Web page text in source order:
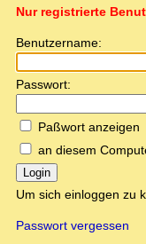
Nur registrierte
Benutzername:
Passwort:
Paßwort anzeigen
an diesem
Login
Um sich einloggen zu
Passwort vergessen